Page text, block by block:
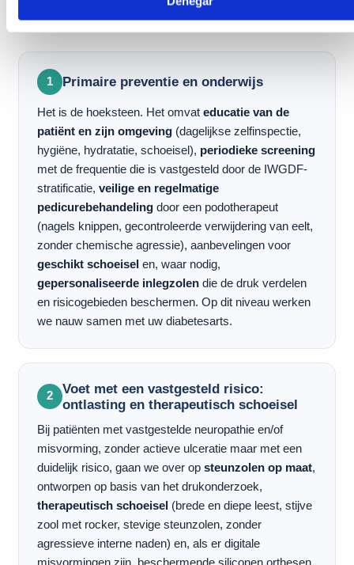
specifieke indicaties en altijd binnen een globaal plan om de
onderliggende ziekte onder controle te houden.
1 Primaire preventie en onderwijs
Het is de hoeksteen. Het omvat educatie van de
patiënt en zijn omgeving(dagelijkse zelfinspectie,
hygiëne, hydratatie, schoeisel), periodieke screening
met de frequentie die is vastgesteld door de IWGDF-
stratificatie, veilige en regelmatige
pedicurebehandelingdoor een podotherapeut
(nagels knippen, gecontroleerde verwijdering van eelt,
zonder chemische agressie), aanbevelingen voor
geschikt schoeisel en, waar nodig,
gepersonaliseerde inlegzolendie de druk verdelen
en risicogebieden beschermen. Op dit niveau werken
we nauw samen met uw diabetesarts.
2
Voet met een vastgesteld risico:
ontlasting en therapeutisch schoeisel
Bij patiënten met vastgestelde neuropathie en/of
misvorming, zonder actieve ulceratie maar met een
duidelijk risico, gaan we over op steunzolen op maat,
ontworpen op basis van het drukonderzoek,
therapeutisch schoeisel (brede en diepe leest, stijve
zool met rocker, stevige steunzolen, zonder
agressieve interne naden) en, als er digitale